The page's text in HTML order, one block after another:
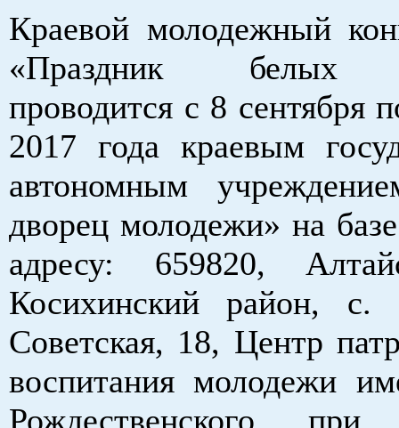
Краевой молодежный
«Праздник белых
проводится с 8 сентября
2017 года краевым
автономным
дворец молодежи» на
адресу: 659820,
Косихинский район, с.
Советская, 18, Центр
воспитания молодежи
Рождественского при